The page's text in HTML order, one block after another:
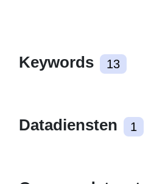
Keywords 13
Datadiensten 1